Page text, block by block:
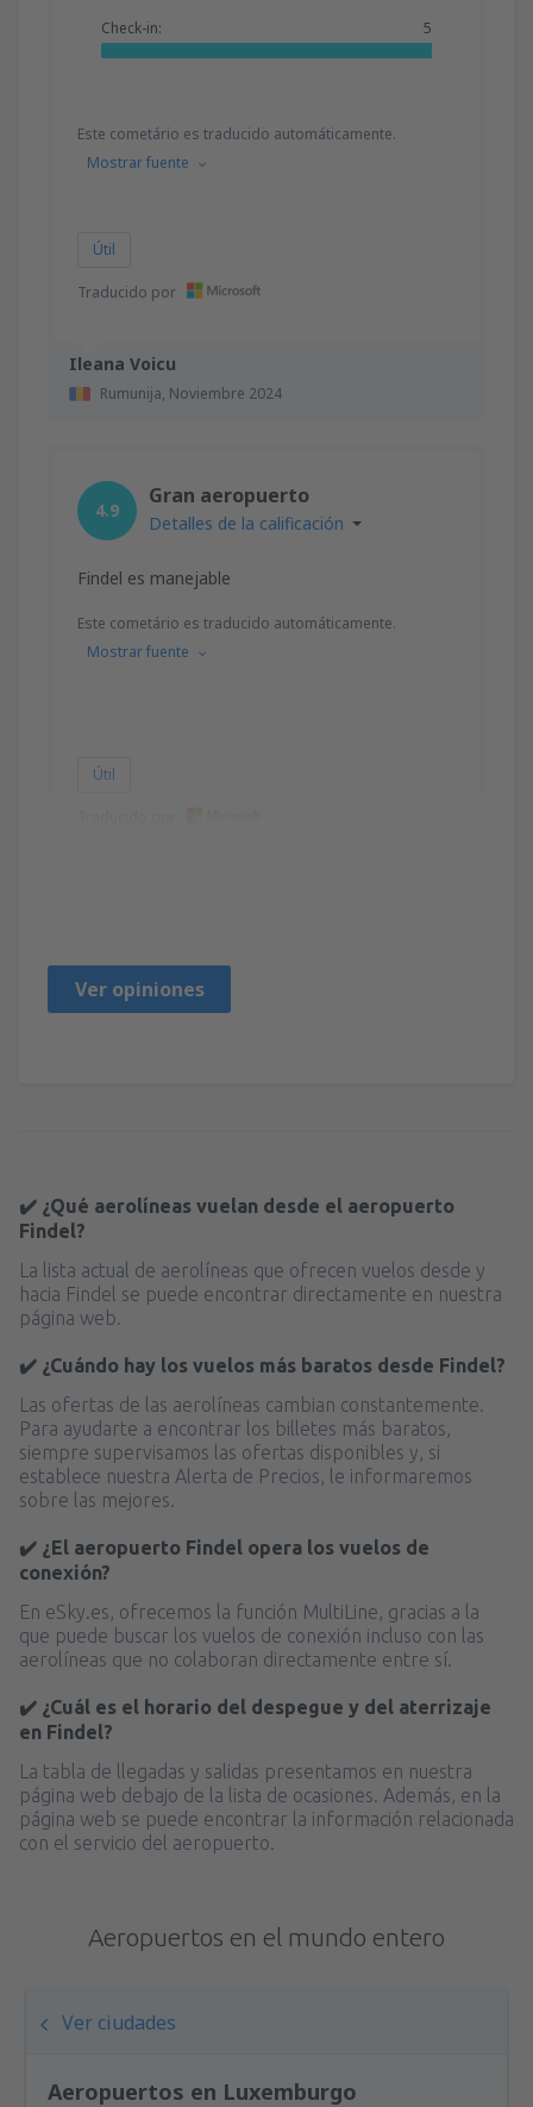
Ileana Voicu
Rumunija, Noviembre 2024
Check-in: 5
Este cometário es traducido automáticamente.
Mostrar fuente
Útil
Traducido por
4.9
Gran aeropuerto
Detalles de la calificación
Findel es manejable
Este cometário es traducido automáticamente.
Mostrar fuente
Útil
Ver opiniones
✔️ ¿Qué aerolíneas vuelan desde el aeropuerto
Findel?
La lista actual de aerolíneas que ofrecen vuelos desde y
hacia Findel se puede encontrar directamente en nuestra
página web.
✔️ ¿Cuándo hay los vuelos más baratos desde Findel?
Las ofertas de las aerolíneas cambian constantemente.
Para ayudarte a encontrar los billetes más baratos,
siempre supervisamos las ofertas disponibles y, si
establece nuestra Alerta de Precios, le informaremos
sobre las mejores.
✔️ ¿El aeropuerto Findel opera los vuelos de
conexión?
En eSky.es, ofrecemos la función MultiLine, gracias a la
que puede buscar los vuelos de conexión incluso con las
aerolíneas que no colaboran directamente entre sí.
✔️ ¿Cuál es el horario del despegue y del aterrizaje
en Findel?
La tabla de llegadas y salidas presentamos en nuestra
página web debajo de la lista de ocasiones. Además, en la
página web se puede encontrar la información relacionada
con el servicio del aeropuerto.
Aeropuertos en el mundo entero
Ver ciudades
Aeropuertos en Luxemburgo